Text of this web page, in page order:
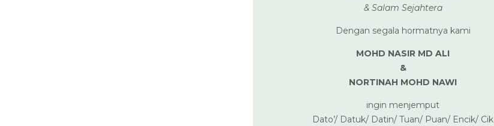
& Salam Sejahtera
Dengan segala hormatnya kami
MOHD NASIR MD ALI
&
NORTINAH MOHD NAWI
ingin menjemput
Dato’/ Datuk/ Datin/ Tuan/ Puan/ Encik/ Cik